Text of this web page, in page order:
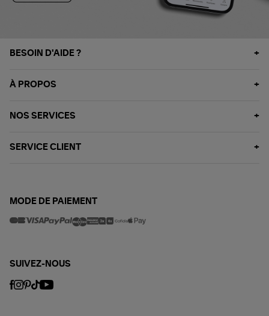
BESOIN D'AIDE ?
À PROPOS
NOS SERVICES
SERVICE CLIENT
MODE DE PAIEMENT
SUIVEZ-NOUS